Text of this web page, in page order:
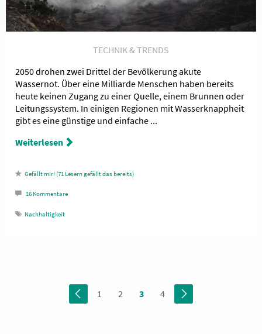
TECHNIK & TRENDS
2050 drohen zwei Drittel der Bevölkerung akute
Wassernot. Über eine Milliarde Menschen haben bereits
heute keinen Zugang zu einer Quelle, einem Brunnen oder
Leitungssystem. In einigen Regionen mit Wasserknappheit
gibt es eine günstige und einfache ...
Weiterlesen
71 Lesern gefällt das
16 Kommentare
Nachhaltigkeit
1 2 3 4